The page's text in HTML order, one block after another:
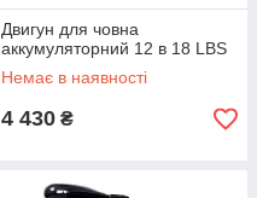
Двигун для човна
аккумуляторний 12 в 18 LBS
Немає в наявності
4 430 ₴